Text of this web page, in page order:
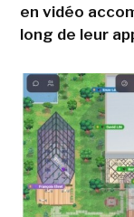
en vidéo
long de leur